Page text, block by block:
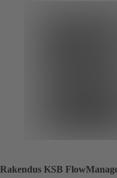
Rakendus KSB